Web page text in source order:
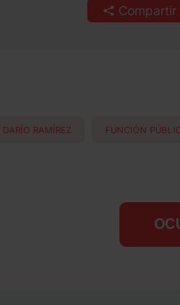
Compartir
DARÍO RAMÍREZ FUNCIÓN